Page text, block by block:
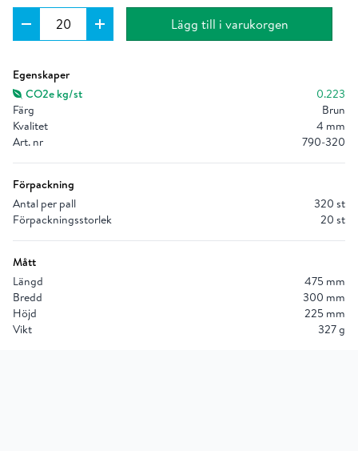
Lägg till i varukorgen
Egenskaper
Läs mer
CO2e kg/st
0.223
Färg
Brun
Kvalitet
4 mm
Art. nr
790-320
Förpackning
Antal per pall
320 st
Förpackningsstorlek
20 st
Mått
Längd
475 mm
Bredd
300 mm
Höjd
225 mm
Vikt
327 g